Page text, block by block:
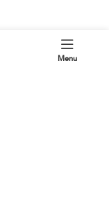
Menu